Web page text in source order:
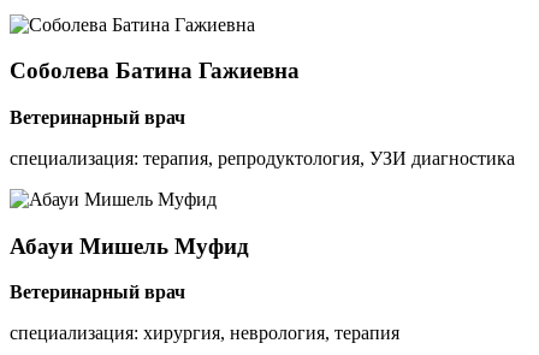
Соболева Батина Гажиевна
Ветеринарный врач
специализация: терапия, репродуктология, УЗИ диагностика
Абауи Мишель Муфид
Ветеринарный врач
специализация: хирургия, неврология, терапия